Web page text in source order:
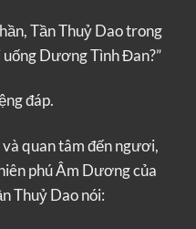
Tần Thuỷ Dao trong
Dương Tình Đan?”
đáp.
quan tâm đến ngươi,
phú Âm Dương của
Thuỷ Dao nói: